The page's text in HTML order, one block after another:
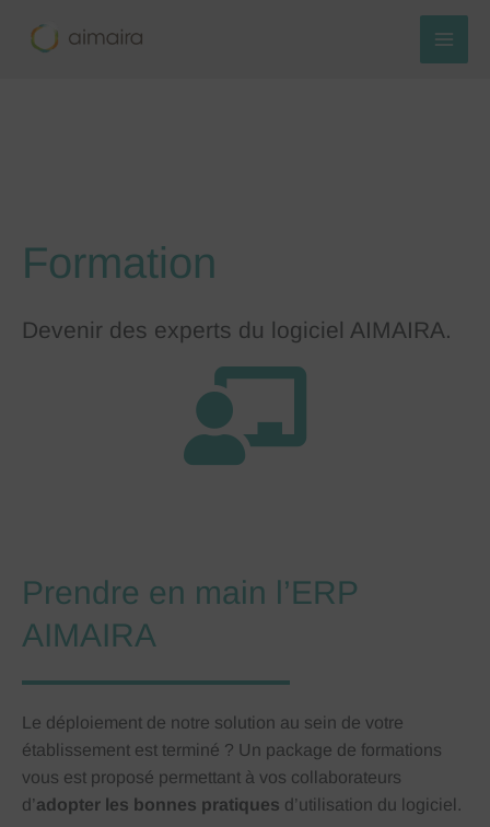
Formation
Devenir des experts du logiciel AIMAIRA.
Prendre en main l’ERP
AIMAIRA
Le déploiement de notre solution au sein de votre
établissement est terminé ? Un package de formations
vous est proposé permettant à vos collaborateurs
d’adopter les bonnes pratiques d’utilisation du logiciel.